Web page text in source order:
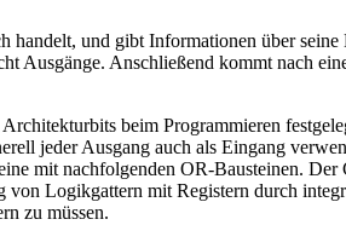
und gibt Informationen über
Ausgänge. Anschließend kommt nach
beim Programmieren
jeder Ausgang auch als Eingang
mit nachfolgenden OR-Bausteinen.
Logikgattern mit Registern durch
zu müssen.